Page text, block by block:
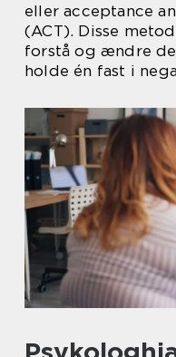
eller acceptance
(ACT). Disse
forstå og ændre
holde én fast i